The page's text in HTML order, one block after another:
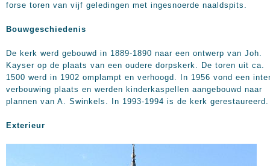
forse toren van vijf geledingen met ingesnoerde naaldspits.
Bouwgeschiedenis
De kerk werd gebouwd in 1889-1890 naar een ontwerp van Joh.
Kayser op de plaats van een oudere dorpskerk. De toren uit ca.
1500 werd in 1902 omplampt en verhoogd. In 1956 vond een
verbouwing plaats en werden kinderkaspellen aangebouwd naar
plannen van A. Swinkels. In 1993-1994 is de kerk gerestaureerd.
Exterieur